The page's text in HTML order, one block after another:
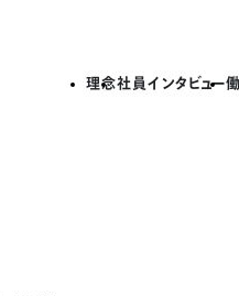
理念社員インタビュー